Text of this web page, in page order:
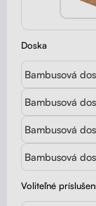
Doska
Bambusová
Bambusová
Bambusová
Bambusová
Voliteľné